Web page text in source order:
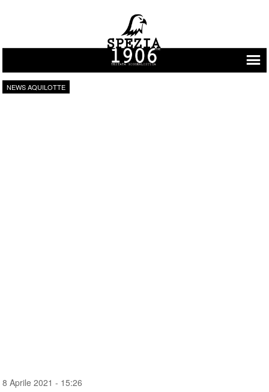
Vai al contenuto
NEWS AQUILOTTE
8 Aprile 2021 - 15:26